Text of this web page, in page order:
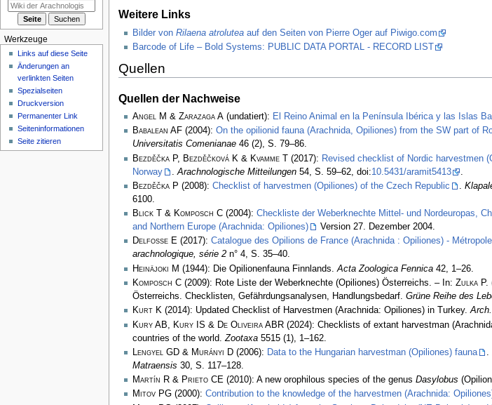
Weitere Links
Bilder von Rilaena atroluteaauf den Seiten von Pierre Oger auf Piwigo.com
Barcode of Life – Bold Systems: PUBLIC DATA PORTAL - RECORD LIST
Quellen
Quellen der Nachweise
Angel M & Zarazaga A(undatiert): El Reino Animal en la Península Ibérica y las Islas
Babalean AF(2004): On the opilionid fauna (Arachnida, Opiliones) from the SW part of
Universitatis Comenianae46 (2), S. 79–86.
Bezděčka P, Bezděčková K & Kvamme T(2017): Revised checklist of Nordic harvestmen
Norway
Arachnologische Mitteilungen54, S. 59–62, doi:10.5431/aramit5413
Bezděčka P (2008): Checklist of harvestmen (Opiliones) of the Czech Republic .
6100.
Blick T & Komposch C(2004): Checkliste der Weberknechte Mittel- und Nordeuropas,
and Northern Europe (Arachnida: Opiliones)
Version 27. Dezember 2004.
Delfosse E(2017): Catalogue des Opilions de France (Arachnida : Opiliones) -
arachnologique, série 2n° 4, S. 35–40.
Heinäjoki M (1944): Die Opilionenfauna Finnlands. Acta Zoologica Fennica42, 1–26.
Komposch C(2009): Rote Liste der Weberknechte (Opiliones) Österreichs. – In: ZulkaP.
Österreichs. Checklisten, Gefährdungsanalysen, Handlungsbedarf. Grüne Reihe des
Kurt K(2014): Updated Checklist of Harvestmen (Arachnida: Opiliones) in Turkey.
Kury AB, Kury IS & De Oliveira ABR(2024): Checklists of extant harvestman
countries of the world. Zootaxa5515 (1), 1–162.
Lengyel GD & Murányi D(2006): Data to the Hungarian harvestman (Opiliones) fauna
Matraensis 30, S. 117–128.
Martín R & Prieto CE(2010): A new orophilous species of the genus Dasylobus
Mitov PG(2000): Contribution to the knowledge of the harvestmen (Arachnida:
Werkzeuge
Links auf diese Seite
Änderungen an
verlinkten Seiten
Spezialseiten
Druckversion
Permanenter Link
Seiten­­informationen
Seite zitieren